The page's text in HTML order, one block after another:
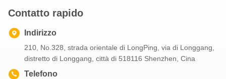
Contatto rapido
Indirizzo
210, No.328, strada orientale di LongPing, via di Longgang,
distretto di Longgang, città di 518116 Shenzhen, Cina
Telefono